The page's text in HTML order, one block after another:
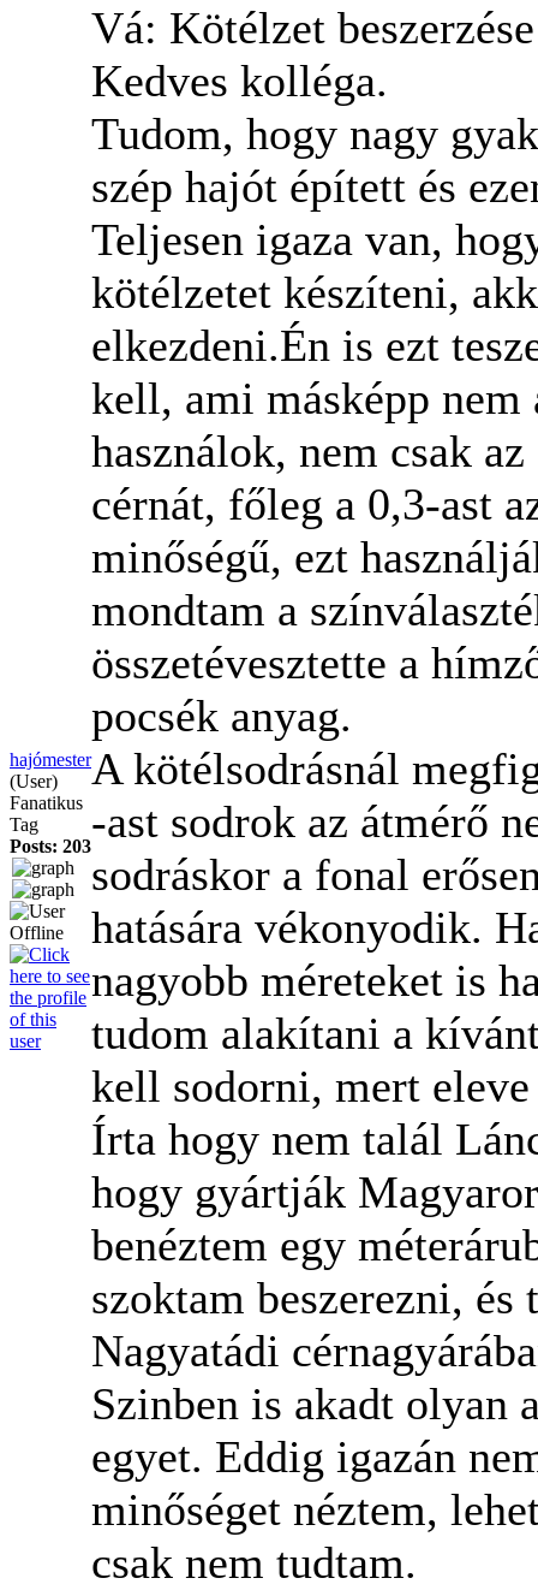
hajómester
(User)
Fanatikus
Tag
Posts: 203
Vá: Kötélzet
Kedves kolléga.
Tudom, hogy nagy
szép hajót épített és
Teljesen igaza van,
kötélzetet készíteni,
elkezdeni.Én is ezt
kell, ami másképp
használok, nem csak
cérnát, főleg a 0,3-ast
minőségű, ezt
mondtam a
összetévesztette a
pocsék anyag.
A kötélsodrásnál
-ast sodrok az átmérő
sodráskor a fonal
hatására vékonyodik.
nagyobb méreteket is
tudom alakítani a
kell sodorni, mert
Írta hogy nem talál
hogy gyártják
benéztem egy
szoktam beszerezni,
Nagyatádi
Szinben is akadt olyan
egyet. Eddig igazán
minőséget néztem,
csak nem tudtam.